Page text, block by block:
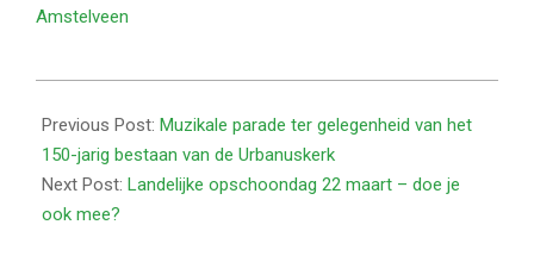
Amstelveen
02-
10
Previous Post: Muzikale parade ter gelegenheid van het
150-jarig bestaan van de Urbanuskerk
Next Post: Landelijke opschoondag 22 maart – doe je
ook mee?